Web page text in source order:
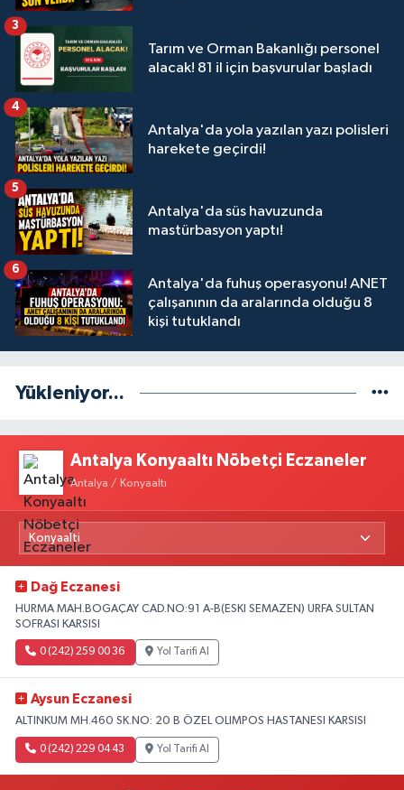
Tarım ve Orman Bakanlığı personel
alacak! 81 il için başvurular başladı
3
Antalya'da yola yazılan yazı polisleri
harekete geçirdi!
4
Antalya'da süs havuzunda
mastürbasyon yaptı!
5
Antalya'da fuhuş operasyonu! ANET
çalışanının da aralarında olduğu 8
kişi tutuklandı
6
Yükleniyor...
Antalya Konyaaltı Nöbetçi Eczaneler
Antalya / Konyaaltı
Dağ Eczanesi
HURMA MAH.BOGAÇAY CAD.NO:91 A-B(ESKI SEMAZEN) URFA SULTAN
SOFRASI KARSISI
0 (242) 259 00 36 Yol Tarifi Al
Aysun Eczanesi
ALTINKUM MH.460 SK.NO: 20 B ÖZEL OLIMPOS HASTANESI KARSISI
0 (242) 229 04 43 Yol Tarifi Al